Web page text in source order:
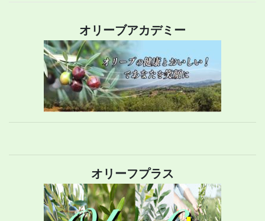
オリーブアカデミー
オリーフプラス